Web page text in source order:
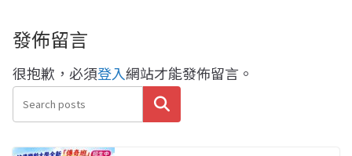
發佈留言
很抱歉，必須登入網站才能發佈留言。
搜尋